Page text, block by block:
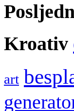
Kroativ
art